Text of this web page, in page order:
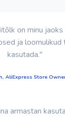
on minu jaoks
ja loomulikud
kasutada."
AliExpress Store
armastan